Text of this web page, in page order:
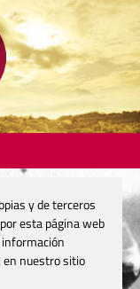
y de terceros
esta página web
nuestro sitio